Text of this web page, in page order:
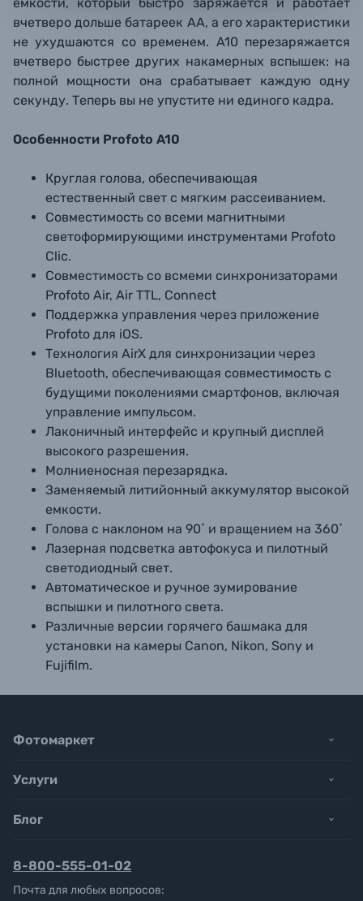
вчетверо дольше батареек АА, а его характеристики
не ухудшаются со временем. A10 перезаряжается
вчетверо быстрее других накамерных вспышек: на
полной мощности она срабатывает каждую одну
секунду. Теперь вы не упустите ни единого кадра.
Особенности Profoto A10
Круглая голова, обеспечивающая
естественный свет с мягким рассеиванием.
Совместимость со всеми магнитными
светоформирующими инструментами Profoto
Clic.
Совместимость со всмеми синхронизаторами
Profoto Air, Air TTL, Connect
Поддержка управления через приложение
Profoto для iOS.
Технология AirX для синхронизации через
Bluetooth, обеспечивающая совместимость с
будущими поколениями смартфонов, включая
управление импульсом.
Лаконичный интерфейс и крупный дисплей
высокого разрешения.
Молниеносная перезарядка.
Заменяемый литийонный аккумулятор высокой
емкости.
Голова с наклоном на 90˚ и вращением на 360˚
Лазерная подсветка автофокуса и пилотный
светодиодный свет.
Автоматическое и ручное зумирование
вспышки и пилотного света.
Различные версии горячего башмака для
установки на камеры Canon, Nikon, Sony и
Fujifilm.
Фотомаркет
Услуги
Блог
8-800-555-01-02
Почта для любых вопросов: